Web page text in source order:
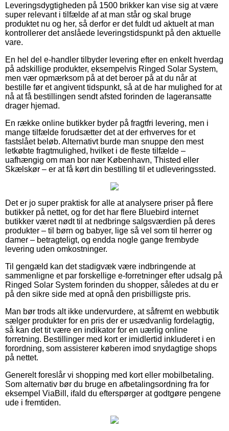
Leveringsdygtigheden på 1500 brikker kan vise sig at være
super relevant i tilfælde af at man står og skal bruge
produktet nu og her, så derfor er det fuldt ud aktuelt at man
kontrollerer det anslåede leveringstidspunkt på den aktuelle
vare.
En hel del e-handler tilbyder levering efter en enkelt hverdag
på adskillige produkter, eksempelvis Ringed Solar System,
men vær opmærksom på at det beroer på at du når at
bestille før et angivent tidspunkt, så at de har mulighed for at
nå at få bestillingen sendt afsted forinden de lageransatte
drager hjemad.
En række online butikker byder på fragtfri levering, men i
mange tilfælde forudsætter det at der erhverves for et
fastslået beløb. Alternativt burde man snuppe den mest
letkøbte fragtmulighed, hvilket i de fleste tilfælde –
uafhængig om man bor nær København, Thisted eller
Skælskør – er at få kørt din bestilling til et udleveringssted.
Det er jo super praktisk for alle at analysere priser på flere
butikker på nettet, og for det har flere Bluebird internet
butikker været nødt til at nedbringe salgsværdien på deres
produkter – til børn og babyer, lige så vel som til herrer og
damer – betragteligt, og endda nogle gange frembyde
levering uden omkostninger.
Til gengæld kan det stadigvæk være indbringende at
sammenligne et par forskellige e-forretninger efter udsalg på
Ringed Solar System forinden du shopper, således at du er
på den sikre side med at opnå den prisbilligste pris.
Man bør trods alt ikke undervurdere, at såfremt en webbutik
sælger produkter for en pris der er usædvanlig fordelagtig,
så kan det tit være en indikator for en uærlig online
forretning. Bestillinger med kort er imidlertid inkluderet i en
forordning, som assisterer køberen imod snydagtige shops
på nettet.
Generelt foreslår vi shopping med kort eller mobilbetaling.
Som alternativ bør du bruge en afbetalingsordning fra for
eksempel ViaBill, ifald du efterspørger at godtgøre pengene
ude i fremtiden.